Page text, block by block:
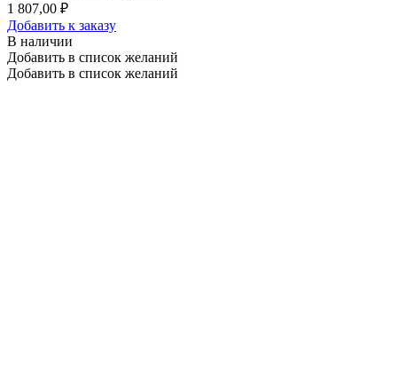
1 807,00 ₽
Добавить к заказу
В наличии
Добавить в список желаний
Добавить в список желаний